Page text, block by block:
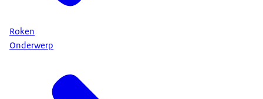
Roken
Onderwerp